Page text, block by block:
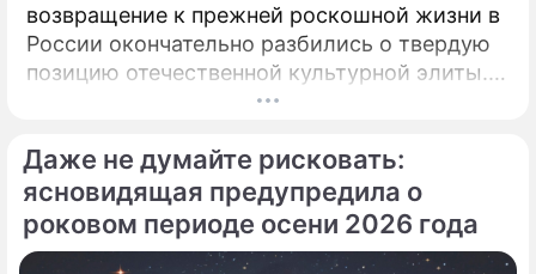
возвращение к прежней роскошной жизни в
России окончательно разбились о твердую
позицию отечественной культурной элиты.
Эпопея вокруг возможного камбэка 75-
сцену приобрела абсолютно
бескомпромиссный характер.
Даже не думайте рисковать:
ясновидящая предупредила о
роковом периоде осени 2026 года